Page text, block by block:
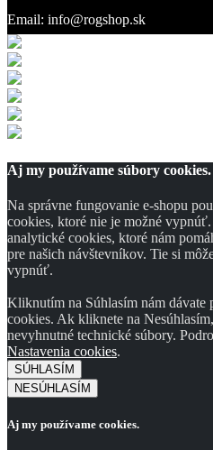
Email: info@rogshop.sk
Aj my používame súbory cookies.
Na správne fungovanie e-shopu
cookies, ktoré nie je možné
analytické cookies, ktoré nám
pre našich návštevníkov. Tie si
vypnúť.
Kliknutím na Súhlasím nám
cookies. Ak kliknete na
nevyhnutné technické súbory.
Nastavenia cookies.
SÚHLASÍM
NESÚHLASÍM
Aj my používame cookies.